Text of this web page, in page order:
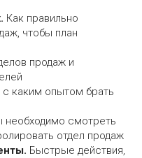
Как правильно
чтобы план
продаж и
с каким опытом брать
необходимо смотреть
отдел продаж
Быстрые действия,